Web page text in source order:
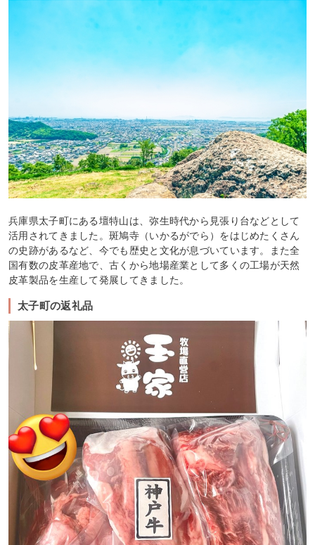
兵庫県太子町にある壇特山は、弥生時代から見張り台などとして
活用されてきました。斑鳩寺（いかるがでら）をはじめたくさん
の史跡があるなど、今でも歴史と文化が息づいています。また全
国有数の皮革産地で、古くから地場産業として多くの工場が天然
皮革製品を生産して発展してきました。
太子町の返礼品